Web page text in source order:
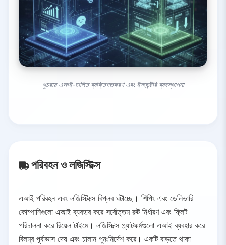
খুচরায় এআই-চালিত ব্যক্তিগতকরণ এবং ইনভেন্টরি ব্যবস্থাপনা
পরিবহন ও লজিস্টিক্স
এআই পরিবহন এবং লজিস্টিক্সে বিপ্লব ঘটাচ্ছে। শিপিং এবং ডেলিভারি
কোম্পানিগুলো এআই ব্যবহার করে সর্বোত্তম রুট নির্ধারণ এবং ফ্লিট
পরিচালনা করে রিয়েল টাইমে। লজিস্টিক্স প্ল্যাটফর্মগুলো এআই ব্যবহার করে
বিলম্ব পূর্বাভাস দেয় এবং চালান পুনঃনির্দেশ করে। একটি বাড়তে থাকা